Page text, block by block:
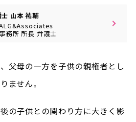
山本 祐輔
務所所長 弁護士
父母の一方を子供の親権者とし
ません。
の子供との関わり方に大きく影